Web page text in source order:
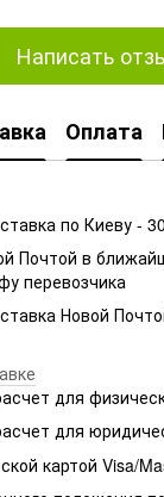
Написать
Оплата
по Киеву -
Почтой в
перевозчика
Новой
для
для
картой Visa/